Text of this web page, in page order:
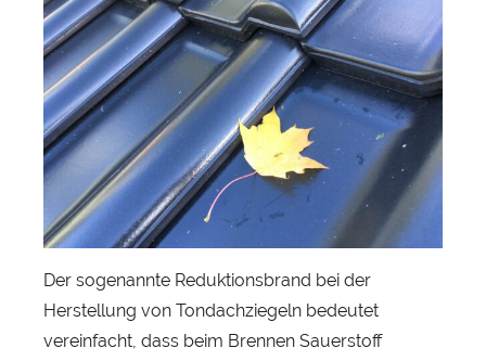
S
e
b
a
s
t
i
a
r
b
Der sogenannte Reduktionsbrand bei der
Herstellung von Tondachziegeln bedeutet
vereinfacht, dass beim Brennen Sauerstoff